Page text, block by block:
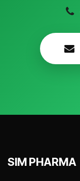
SIM PHARMA